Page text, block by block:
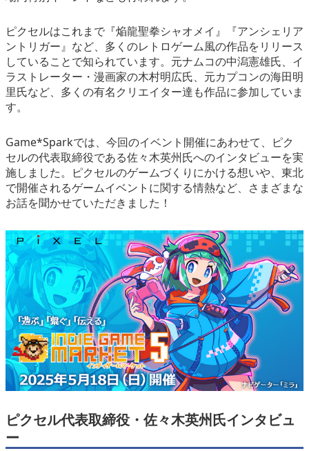
ピクセルはこれまで『焔龍聖拳シャオメイ』『アンシェリア
ントリガー』など、多くのレトロゲーム風の作品をリリース
していることで知られています。元ナムコの中潟憲雄氏、イ
ラストレーター・漫画家の木村明広氏、元カプコンの海田明
里氏など、多くの有名クリエイター達も作品に参加していま
す。
Game*Sparkでは、今回のイベント開催にあわせて、ピク
セルの代表取締役である佐々木英州氏へのインタビューを実
施しました。ピクセルのゲームづくりにかける想いや、東北
で開催されるゲームイベントに関する情熱など、さまざまな
お話を聞かせていただきました！
ピクセル代表取締役・佐々木英州氏インタビュ
ー